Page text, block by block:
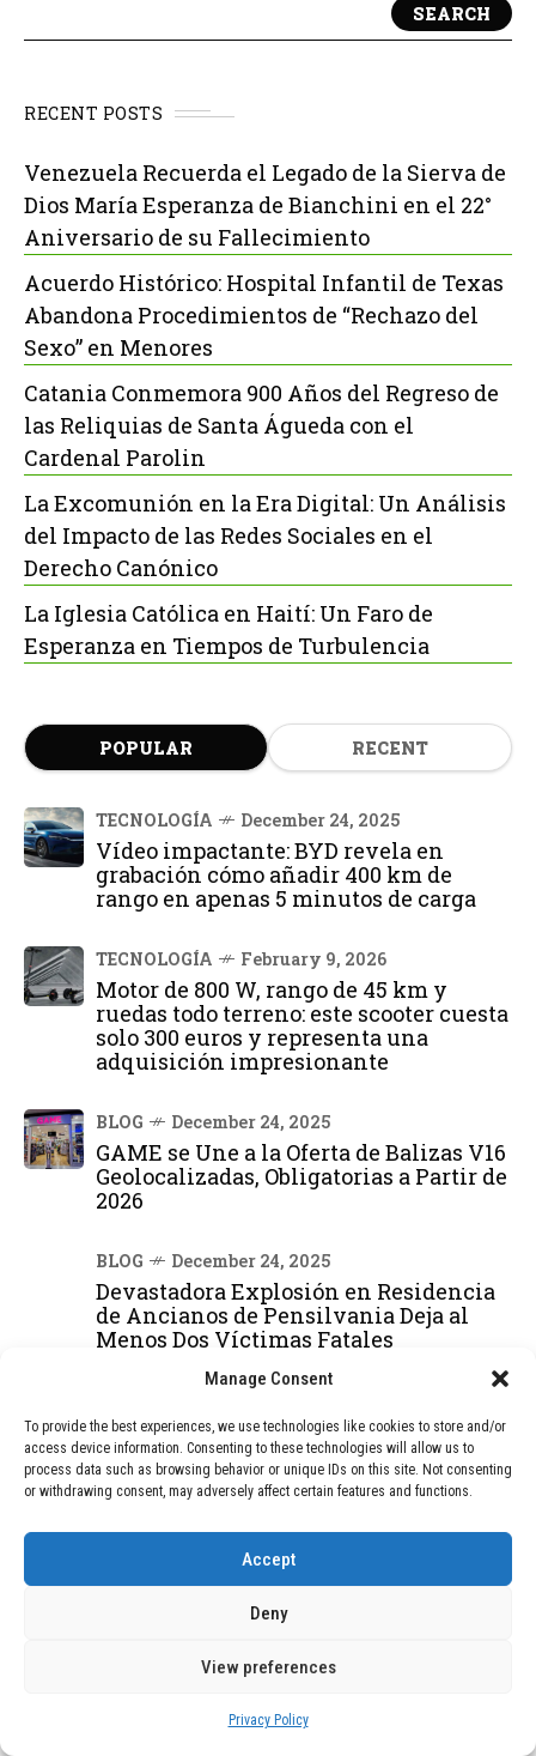
Manage Consent
To provide the best experiences, we use technologies like cookies to store and/or
access device information. Consenting to these technologies will allow us to
process data such as browsing behavior or unique IDs on this site. Not consenting
or withdrawing consent, may adversely affect certain features and functions.
Accept
Deny
View preferences
Privacy Policy
SEARCH
RECENT POSTS
Venezuela Recuerda el Legado de la Sierva de
Dios María Esperanza de Bianchini en el 22°
Aniversario de su Fallecimiento
Acuerdo Histórico: Hospital Infantil de Texas
Abandona Procedimientos de “Rechazo del
Sexo” en Menores
Catania Conmemora 900 Años del Regreso de
las Reliquias de Santa Águeda con el
Cardenal Parolin
La Excomunión en la Era Digital: Un Análisis
del Impacto de las Redes Sociales en el
Derecho Canónico
La Iglesia Católica en Haití: Un Faro de
Esperanza en Tiempos de Turbulencia
POPULAR RECENT
TECNOLOGÍA December 24, 2025
Vídeo impactante: BYD revela en
grabación cómo añadir 400 km de
rango en apenas 5 minutos de carga
TECNOLOGÍA February 9, 2026
Motor de 800 W, rango de 45 km y
ruedas todo terreno: este scooter cuesta
solo 300 euros y representa una
adquisición impresionante
BLOG December 24, 2025
GAME se Une a la Oferta de Balizas V16
Geolocalizadas, Obligatorias a Partir de
2026
BLOG December 24, 2025
Devastadora Explosión en Residencia
de Ancianos de Pensilvania Deja al
Menos Dos Víctimas Fatales
DEAL OF THE MONTH
01 TECNOLOGÍA December 24, 2025
Vídeo impactante: BYD revela en
grabación cómo añadir 400 km de rango
en apenas 5 minutos de carga
Motor de 800 W, rango de 45 km y
solo 300 euros y representa una